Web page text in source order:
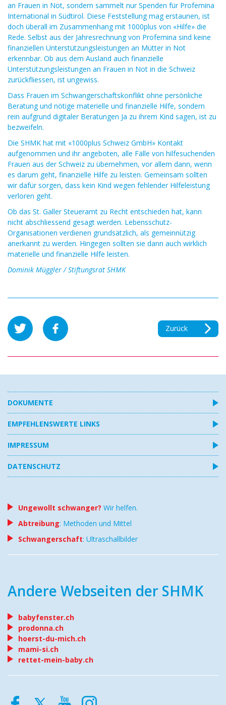
an Frauen in Not, sondern sammelt nur Spenden für Profemina
International in Südtirol. Diese Feststellung mag erstaunen, ist
doch überall im Zusammenhang mit 1000plus von «Hilfe» die
Rede. Selbst aus der Jahresrechnung von Profemina sind keine
finanziellen Unterstützungsleistungen an Mütter in Not
erkennbar. Ob aus dem Ausland auch finanzielle
Unterstützungsleistungen an Frauen in Not in die Schweiz
zurückfliessen, ist ungewiss.
Dass Frauen im Schwangerschaftskonflikt ohne persönliche
Beratung und nötige materielle und finanzielle Hilfe, sondern
rein aufgrund digitaler Beratungen Ja zu ihrem Kind sagen, ist zu
bezweifeln.
Die SHMK hat mit «1000plus Schweiz GmbH» Kontakt
aufgenommen und ihr angeboten, alle Fälle von hilfesuchenden
Frauen aus der Schweiz zu übernehmen, vor allem dann, wenn
es darum geht, finanzielle Hilfe zu leisten. Gemeinsam sollten
wir dafür sorgen, dass kein Kind wegen fehlender Hilfeleistung
verloren geht.
Ob das St. Galler Steueramt zu Recht entschieden hat, kann
nicht abschliessend gesagt werden. Lebensschutz-
Organisationen verdienen grundsätzlich, als gemeinnützig
anerkannt zu werden. Hingegen sollten sie dann auch wirklich
materielle und finanzielle Hilfe leisten.
Dominik Müggler / Stiftungsrat SHMK
Zurück
DOKUMENTE
EMPFEHLENSWERTE LINKS
IMPRESSUM
DATENSCHUTZ
Ungewollt schwanger? Wir helfen.
Abtreibung: Methoden und Mittel
Schwangerschaft: Ultraschallbilder
Andere Webseiten der SHMK
babyfenster.ch
prodonna.ch
hoerst-du-mich.ch
mami-si.ch
rettet-mein-baby.ch